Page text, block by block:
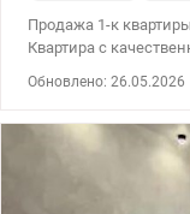
Продажа 1-к
Квартира с
Обновлено: 26.05.2026